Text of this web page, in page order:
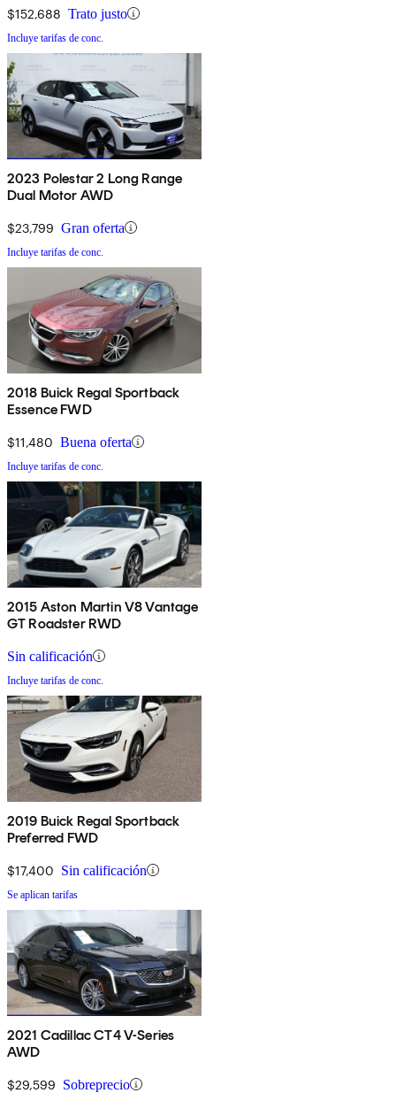
$152,688 Trato justo
Incluye tarifas de conc.
2023 Polestar 2 Long Range
Dual Motor AWD
$23,799 Gran oferta
Incluye tarifas de conc.
2018 Buick Regal Sportback
Essence FWD
$11,480 Buena oferta
Incluye tarifas de conc.
2015 Aston Martin V8 Vantage
GT Roadster RWD
Sin calificación
Incluye tarifas de conc.
2019 Buick Regal Sportback
Preferred FWD
$17,400 Sin calificación
Se aplican tarifas
2021 Cadillac CT4 V-Series
AWD
$29,599 Sobreprecio